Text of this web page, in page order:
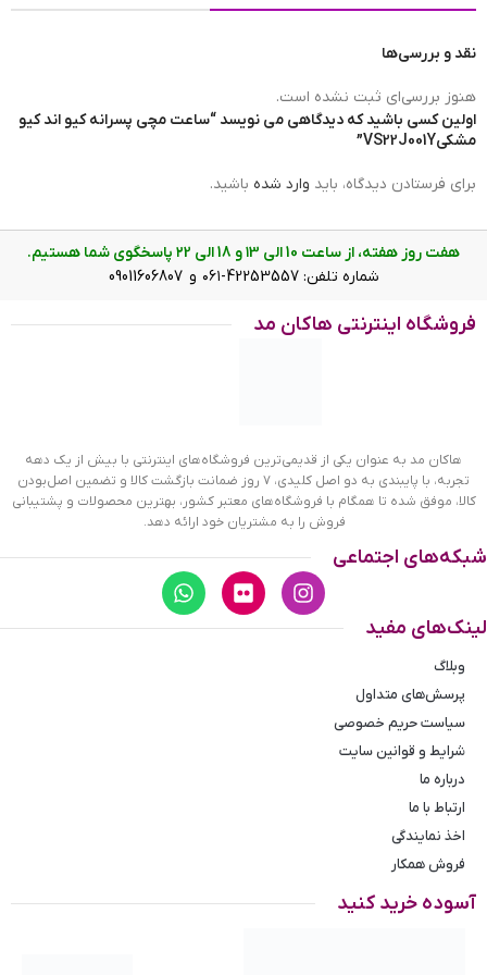
برند ساعت
ضد آب
وزن ساعت 35g
عرض بند
عقربه ای(آنالوگ)
نقد و بررسی‌ها
هنوز بررسی‌ای ثبت نشده است.
اولین کسی باشید که دیدگاهی می نویسد “ساعت مچی پسرانه کیو اند کیو
مشکیVS22J001Y”
برای فرستادن دیدگاه، باید وارد شده باشید.
هفت روز هفته، از ساعت 10 الی ۱3 و 18 الی ۲2 پاسخگوی شما هستیم.
شماره تلفن: 42253557-۰۶۱ و 09011606807
فروشگاه اینترنتی هاکان مد
هاکان مد به عنوان یکی از قدیمی‌ترین فروشگاه‌های اینترنتی با بیش از یک دهه
تجربه، با پایبندی به دو اصل کلیدی، ۷ روز ضمانت بازگشت کالا و تضمین اصل‌بودن
کالا، موفق شده تا همگام با فروشگاه‌های معتبر کشور، بهترین محصولات و پشتیبانی
فروش را به مشتریان خود ارائه دهد.
شبکه‌های اجتماعی
لینک‌های مفید
وبلاگ
پرسش‌های متداول
سیاست حریم خصوصی
شرایط و قوانین سایت
درباره ما
ارتباط با ما
اخذ نمایندگی
فروش همکار
آسوده خرید کنید